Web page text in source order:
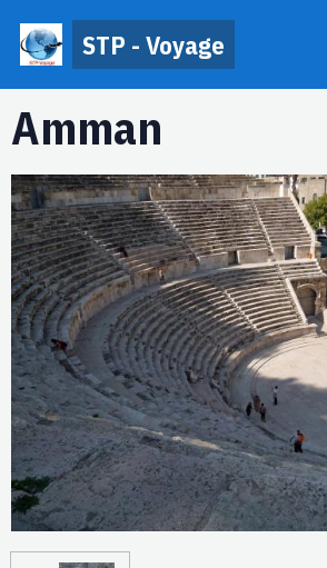
STP - Voyage
Amman